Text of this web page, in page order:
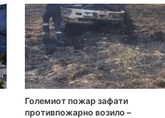
Големиот пожар зафати
противпожарно возило –